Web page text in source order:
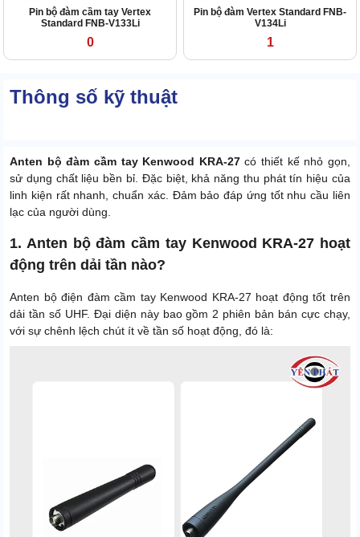
Pin bộ đàm cầm tay Vertex
Standard FNB-V133Li
0
Pin bộ đàm Vertex Standard FNB-
V134Li
1
Thông số kỹ thuật
Anten bộ đàm cầm tay Kenwood KRA-27có thiết kế nhỏ gọn,
sử dụng chất liệu bền bỉ. Đặc biệt, khả năng thu phát tín hiệu của
linh kiện rất nhanh, chuẩn xác. Đảm bảo đáp ứng tốt nhu cầu liên
lạc của người dùng.
1. Anten bộ đàm cầm tay Kenwood KRA-27 hoạt
động trên dải tần nào?
Anten bộ điện đàm cầm tay Kenwood KRA-27 hoạt động tốt trên
dải tần số UHF. Đại diện này bao gồm 2 phiên bản bán cực chạy,
với sự chênh lệch chút ít về tần số hoạt động, đó là: